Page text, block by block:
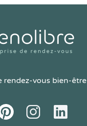
rendez-vous bien-être
InstagramLinkedIn